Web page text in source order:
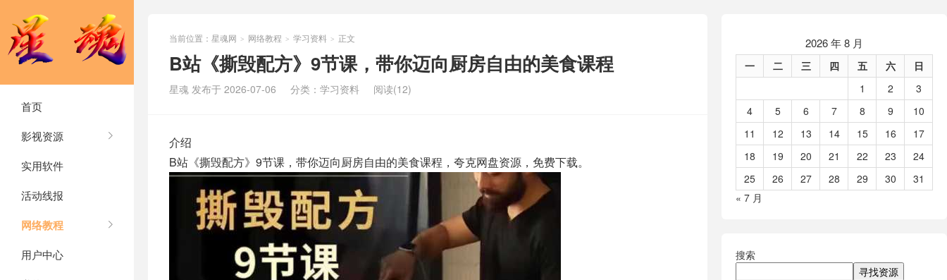
首页
影视资源
实用软件
活动线报
网络教程
用户中心
当前位置： 星魂网 > 网络教程 > 学习资料 > 正文
B站《撕毁配方》9节课，带你迈向厨房自由的美食课程
星魂 发布于 2026-07-06 分类： 学习资料 阅读(12)
介绍
B站《撕毁配方》9节课，带你迈向厨房自由的美食课程，夸克网盘资源，免费下载。
2026 年 8 月
一 二 三 四 五 六
日
1
2
3
4
5 6 7 8 9
10
11
12 13 14 15 16
17
18
19 20 21 22 23
24
25
26 27 28 29 30
31
« 7 月
搜索
寻找资源